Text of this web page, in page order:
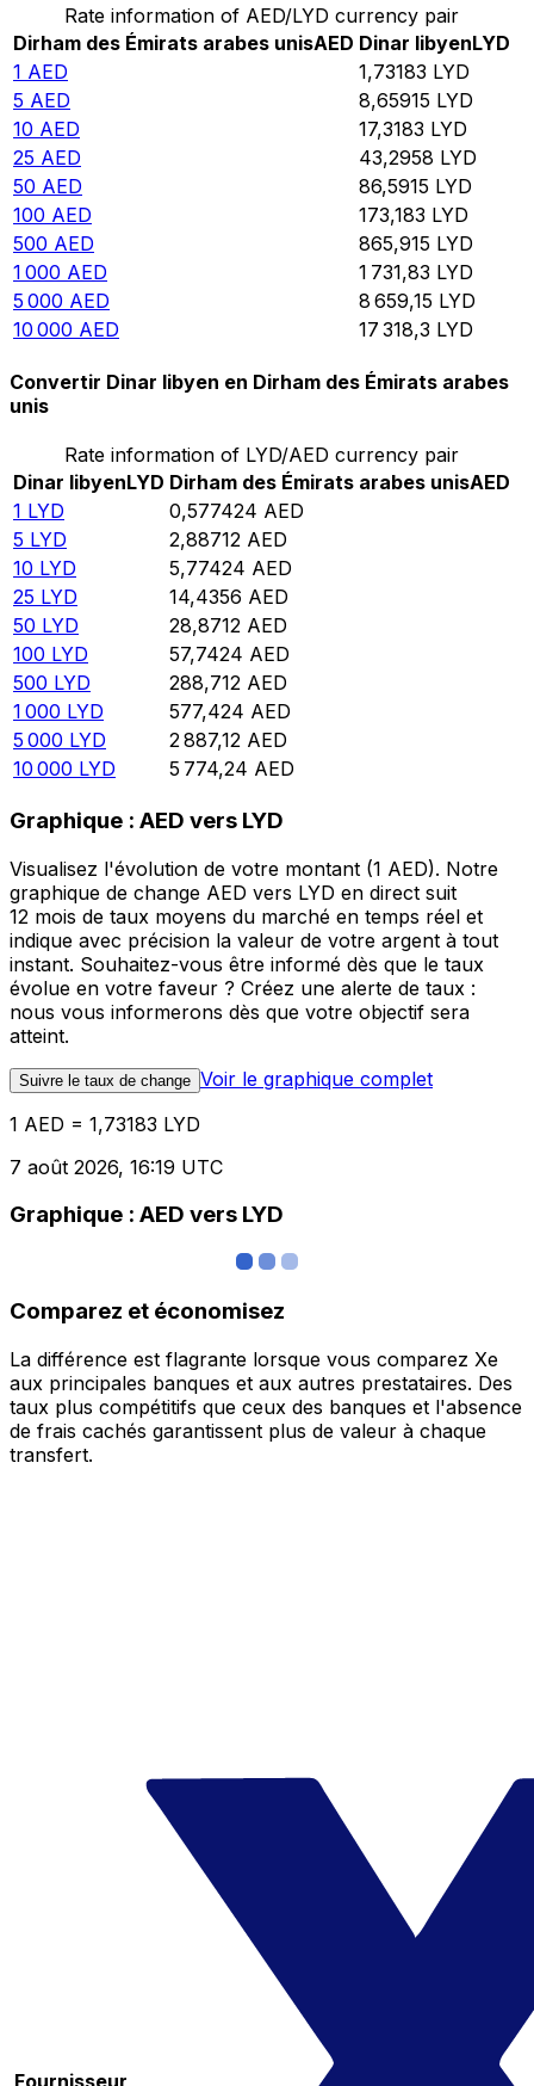
Rate information of AED/LYD currency pair
Dirham des Émirats arabes unisAED Dinar libyenLYD
1 AED 1,73183 LYD
5 AED 8,65915 LYD
10 AED 17,3183 LYD
25 AED 43,2958 LYD
50 AED 86,5915 LYD
100 AED 173,183 LYD
500 AED 865,915 LYD
1 000 AED 1 731,83 LYD
5 000 AED 8 659,15 LYD
10 000 AED 17 318,3 LYD
Convertir Dinar libyen en Dirham des Émirats arabes
unis
Rate information of LYD/AED currency pair
Dinar libyenLYD Dirham des Émirats arabes unisAED
1 LYD 0,577424 AED
5 LYD 2,88712 AED
10 LYD 5,77424 AED
25 LYD 14,4356 AED
50 LYD 28,8712 AED
100 LYD 57,7424 AED
500 LYD 288,712 AED
1 000 LYD 577,424 AED
5 000 LYD 2 887,12 AED
10 000 LYD 5 774,24 AED
Graphique : AED vers LYD
Visualisez l'évolution de votre montant (1 AED). Notre
graphique de change AED vers LYD en direct suit
12 mois de taux moyens du marché en temps réel et
indique avec précision la valeur de votre argent à tout
instant. Souhaitez-vous être informé dès que le taux
évolue en votre faveur ? Créez une alerte de taux :
nous vous informerons dès que votre objectif sera
atteint.
Suivre le taux de change Voir le graphique complet
1 AED = 1,73183 LYD
7 août 2026, 16:19 UTC
Graphique : AED vers LYD
Comparez et économisez
La différence est flagrante lorsque vous comparez Xe
aux principales banques et aux autres prestataires. Des
taux plus compétitifs que ceux des banques et l'absence
de frais cachés garantissent plus de valeur à chaque
transfert.
Fournisseur